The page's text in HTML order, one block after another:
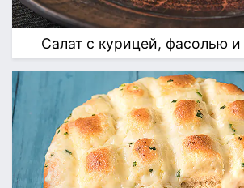
Салат с курицей, фасолью